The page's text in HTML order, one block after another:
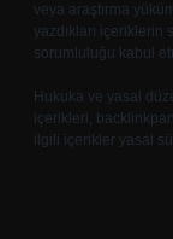
veya araştırma
yazdıkları içeriklerin
sorumluluğu kabul
Hukuka ve yasal
içerikleri,
ilgili içerikler yasal